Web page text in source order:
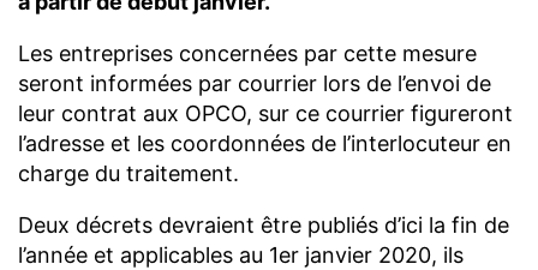
Les entreprises concernées par cette mesure
seront informées par courrier lors de l’envoi de
leur contrat aux OPCO, sur ce courrier figureront
l’adresse et les coordonnées de l’interlocuteur en
charge du traitement.
Deux décrets devraient être publiés d’ici la fin de
l’année et applicables au 1er janvier 2020, ils